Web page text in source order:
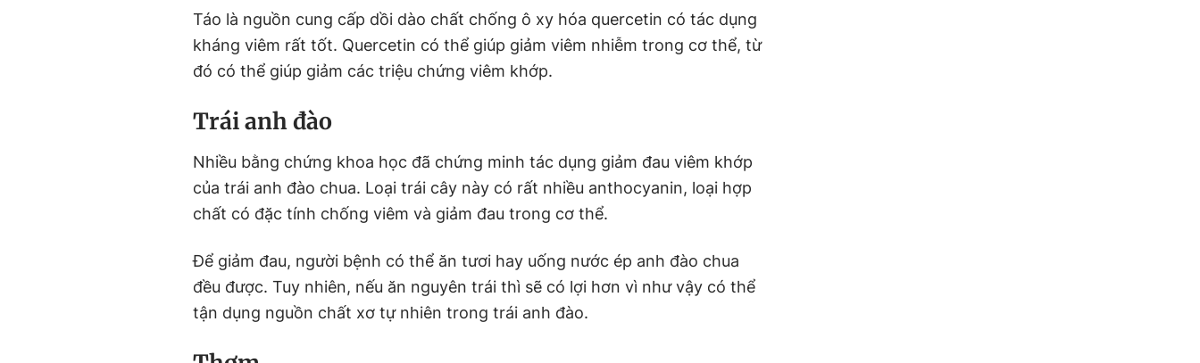
Táo là nguồn cung cấp dồi dào chất chống ô xy hóa quercetin có tác dụng
kháng viêm rất tốt. Quercetin có thể giúp giảm viêm nhiễm trong cơ thể, từ
đó có thể giúp giảm các triệu chứng viêm khớp.
Trái anh đào
Nhiều bằng chứng khoa học đã chứng minh tác dụng giảm đau viêm khớp
của trái anh đào chua. Loại trái cây này có rất nhiều anthocyanin, loại hợp
chất có đặc tính chống viêm và giảm đau trong cơ thể.
Để giảm đau, người bệnh có thể ăn tươi hay uống nước ép anh đào chua
đều được. Tuy nhiên, nếu ăn nguyên trái thì sẽ có lợi hơn vì như vậy có thể
tận dụng nguồn chất xơ tự nhiên trong trái anh đào.